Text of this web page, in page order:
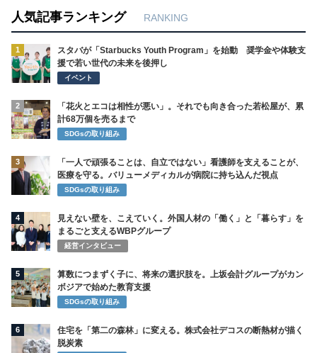
人気記事ランキング RANKING
1
スタバが「Starbucks Youth Program」を始動 奨学金や体験支
援で若い世代の未来を後押し
イベント
2
「花火とエコは相性が悪い」。それでも向き合った若松屋が、累
計68万個を売るまで
SDGsの取り組み
3
「一人で頑張ることは、自立ではない」看護師を支えることが、
医療を守る。バリューメディカルが病院に持ち込んだ視点
SDGsの取り組み
4
見えない壁を、こえていく。外国人材の「働く」と「暮らす」を
まるごと支えるWBPグループ
経営インタビュー
5
算数につまずく子に、将来の選択肢を。上坂会計グループがカン
ボジアで始めた教育支援
SDGsの取り組み
6
住宅を「第二の森林」に変える。株式会社デコスの断熱材が描く
脱炭素